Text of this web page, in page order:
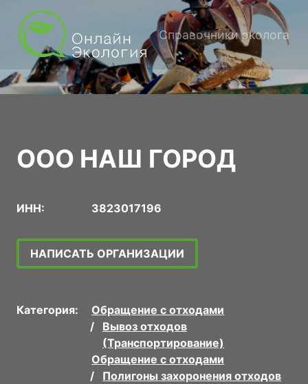
Справочники эколога
ООО НАШ ГОРОД
ИНН: 3823017196
НАПИСАТЬ ОРГАНИЗАЦИИ
Категория:
Обращение с отходами
Вывоз отходов
(Транспортирование)
Обращение с отходами
Полигоны захоронения отходов